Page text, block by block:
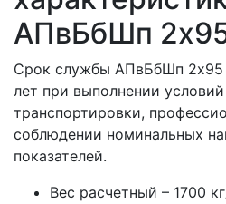
АПвБбШп
Срок службы АПвБбШп 2x95
лет при выполнении
транспортировки,
соблюдении номинальных
показателей.
Вес расчетный – 1700